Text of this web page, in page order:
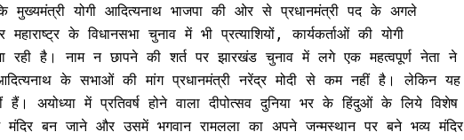
योगी आदित्यनाथ भाजपा की ओर से प्रधानमंत्री पद के अगले
के विधानसभा चुनाव में भी प्रत्याशियों, कार्यकर्ताओं की योगी
रही है। नाम न छापने की शर्त पर झारखंड चुनाव में लगे एक महत्वपूर्ण नेता ने
के सभाओं की मांग प्रधानमंत्री नरेंद्र मोदी से कम नहीं है। लेकिन यह
अयोध्या में प्रतिवर्ष होने वाला दीपोत्सव दुनिया भर के हिंदुओं के लिये विशेष
बन जाने और उसमें भगवान रामलला का अपने जन्मस्थान पर बने भव्य मंदिर